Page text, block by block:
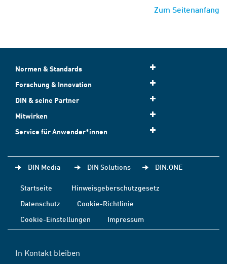
Zum Seitenanfang
Normen & Standards
Forschung & Innovation
DIN & seine Partner
Mitwirken
Service für Anwender*innen
DIN Media DIN Solutions DIN.ONE
Startseite
Hinweisgeberschutzgesetz
Datenschutz
Cookie-Richtlinie
Cookie-Einstellungen
Impressum
In Kontakt bleiben